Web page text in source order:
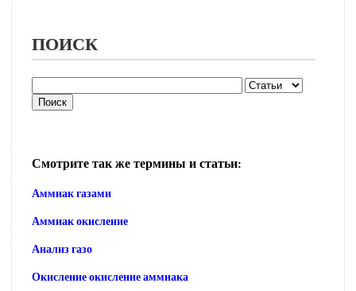
ПОИСК
Смотрите так же термины и статьи:
Аммиак газами
Аммиак окисление
Анализ газо
Окисление окисление аммиака